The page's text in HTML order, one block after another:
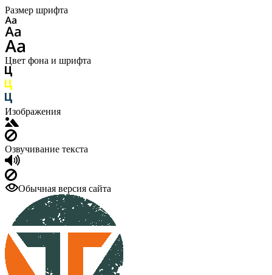
Размер шрифта
Цвет фона и шрифта
Изображения
Озвучивание текста
Обычная версия сайта